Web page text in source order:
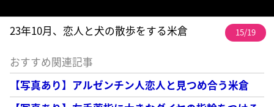
23年10月、恋人と犬の散歩をする米倉 15/19
おすすめ関連記事
【写真あり】アルゼンチン人恋人と見つめ合う米倉